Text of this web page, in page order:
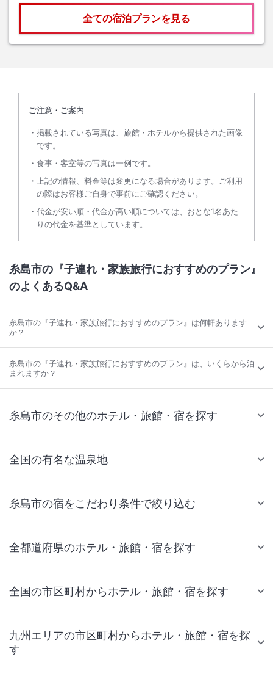
全ての宿泊プランを見る
ご注意・ご案内
掲載されている写真は、旅館・ホテルから提供された画像
です。
食事・客室等の写真は一例です。
上記の情報、料金等は変更になる場合があります。ご利用
の際はお客様ご自身で事前にご確認ください。
代金が安い順・代金が高い順については、おとな1名あた
りの代金を基準としています。
糸島市の『子連れ・家族旅行におすすめのプラン』
のよくあるQ&A
糸島市の『子連れ・家族旅行におすすめのプラン』は何軒あります
か？
糸島市の『子連れ・家族旅行におすすめのプラン』は、いくらから泊
まれますか？
糸島市のその他のホテル・旅館・宿を探す
全国の有名な温泉地
糸島市の宿をこだわり条件で絞り込む
全都道府県のホテル・旅館・宿を探す
全国の市区町村からホテル・旅館・宿を探す
九州エリアの市区町村からホテル・旅館・宿を探
す